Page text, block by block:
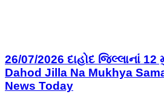
26/07/2026 દાહોદ જિલ્લાનાં 12
Dahod Jilla Na Mukhya
News Today